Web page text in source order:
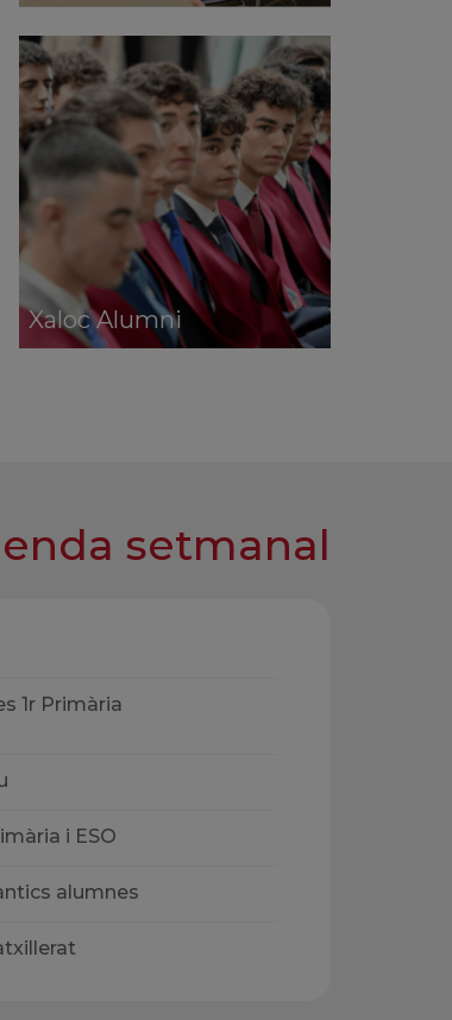
Xaloc Alumni
setmanal
1r Primària
i ESO
alumnes